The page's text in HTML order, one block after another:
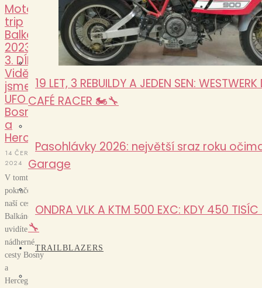
19 LET, 3 REBUILDY A JEDEN SEN:
CAFÉ RACER 🏍️🔧
Pasohlávky 2026: největší sraz roku
Garage
ONDRA VLK A KTM 500 EXC: KDY 450
🔧
TRAILBLAZERS
Moto
trip
Balkán
2023 –
3. DÍL –
Viděli
jsme
UFO v
Bosně
a
Hercegovině?
14 ČERVNA,
2024
V tomto
pokračování
naší cesty po
Balkáně
uvidíte
nádherné
cesty Bosny
a
Hercegoviny.